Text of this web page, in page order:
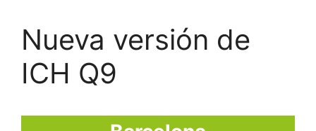
Nueva versión de
ICH Q9